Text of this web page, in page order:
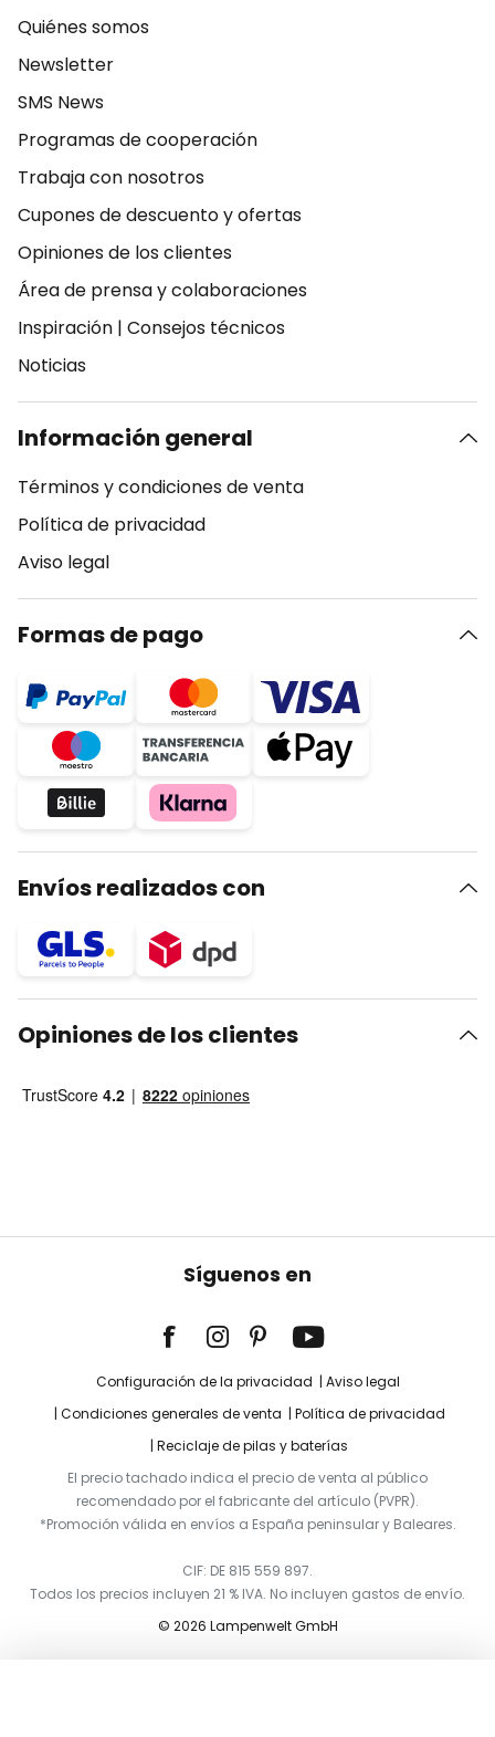
Quiénes somos
Newsletter
SMS News
Programas de cooperación
Trabaja con nosotros
Cupones de descuento y ofertas
Opiniones de los clientes
Área de prensa y colaboraciones
Inspiración | Consejos técnicos
Noticias
Información general
Términos y condiciones de venta
Política de privacidad
Aviso legal
Formas de pago
Envíos realizados con
Opiniones de los clientes
Síguenos en
Configuración de la privacidad
Aviso legal
Condiciones generales de venta
Política de privacidad
Reciclaje de pilas y baterías
El precio tachado indica el precio de venta al público
recomendado por el fabricante del artículo (PVPR).
*Promoción válida en envíos a España peninsular y Baleares.
CIF: DE 815 559 897.
Todos los precios incluyen 21 % IVA. No incluyen gastos de envío.
© 2026 Lampenwelt GmbH